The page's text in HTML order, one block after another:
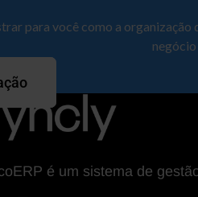
para você como a
é um sistema de